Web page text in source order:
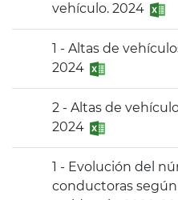
vehículo. 2024
1 - Altas de
2024
2 - Altas de
2024
1 - Evolución del
conductoras